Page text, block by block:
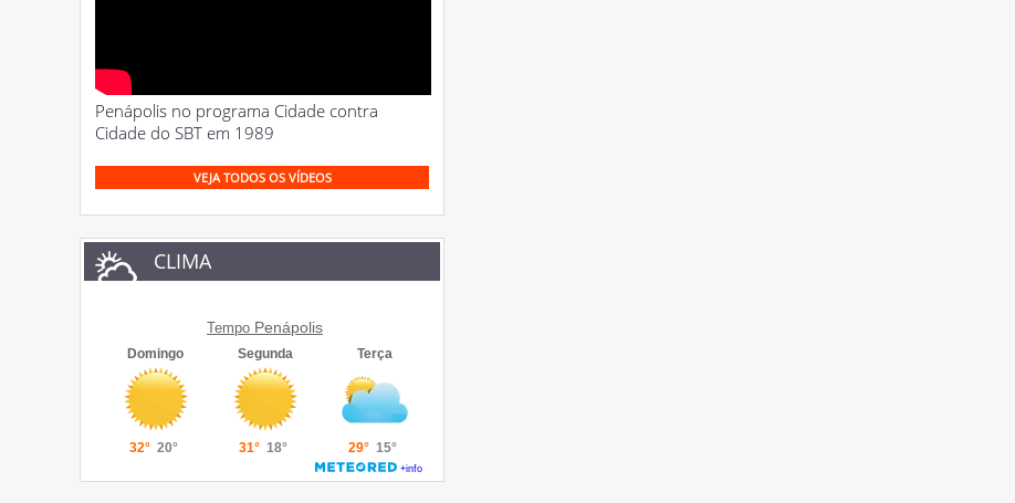
Penápolis no programa Cidade contra
Cidade do SBT em 1989
VEJA TODOS OS VÍDEOS
CLIMA
Tempo Penápolis